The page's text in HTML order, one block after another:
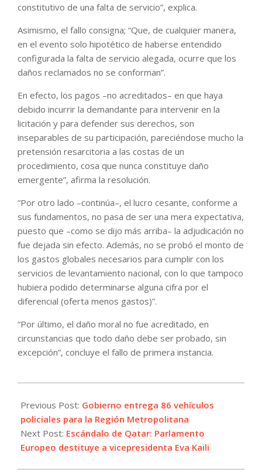
constitutivo de una falta de servicio”, explica.
Asimismo, el fallo consigna; “Que, de cualquier manera,
en el evento solo hipotético de haberse entendido
configurada la falta de servicio alegada, ocurre que los
daños reclamados no se conforman”.
En efecto, los pagos –no acreditados– en que haya
debido incurrir la demandante para intervenir en la
licitación y para defender sus derechos, son
inseparables de su participación, pareciéndose mucho la
pretensión resarcitoria a las costas de un
procedimiento, cosa que nunca constituye daño
emergente”, afirma la resolución.
“Por otro lado –continúa–, el lucro cesante, conforme a
sus fundamentos, no pasa de ser una mera expectativa,
puesto que –como se dijo más arriba– la adjudicación no
fue dejada sin efecto. Además, no se probó el monto de
los gastos globales necesarios para cumplir con los
servicios de levantamiento nacional, con lo que tampoco
hubiera podido determinarse alguna cifra por el
diferencial (oferta menos gastos)”.
“Por último, el daño moral no fue acreditado, en
circunstancias que todo daño debe ser probado, sin
excepción”, concluye el fallo de primera instancia.
12-
13
Previous Post: Gobierno entrega 86 vehículos
policiales para la Región Metropolitana
Next Post: Escándalo de Qatar: Parlamento
Europeo destituye a vicepresidenta Eva Kaili